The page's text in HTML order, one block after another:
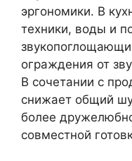
эргономики. В
техники, воды и
ограждения от
В сочетании с
снижает общий
более
совместной